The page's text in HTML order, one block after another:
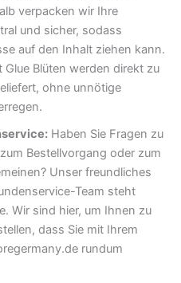
verpacken wir Ihre
und sicher, sodass
auf den Inhalt ziehen kann.
Glue Blüten werden direkt zu
ohne unnötige
Haben Sie Fragen zu
Bestellvorgang oder zum
Unser freundliches
Team steht
Wir sind hier, um Ihnen zu
dass Sie mit Ihrem
rundum